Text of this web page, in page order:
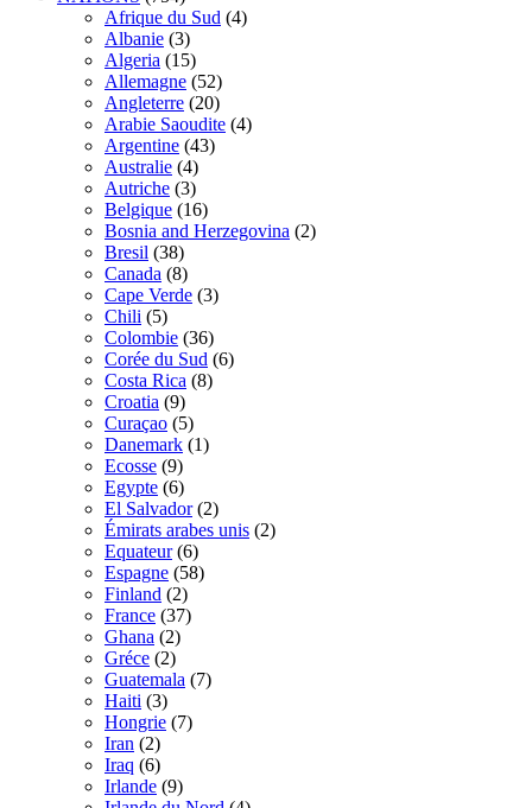
Afrique du Sud (4)
Albanie (3)
Algeria (15)
Allemagne (52)
Angleterre (20)
Arabie Saoudite (4)
Argentine (43)
Australie (4)
Autriche (3)
Belgique (16)
Bosnia and Herzegovina (2)
Bresil (38)
Canada (8)
Cape Verde (3)
Chili (5)
Colombie (36)
Corée du Sud (6)
Costa Rica (8)
Croatia (9)
Curaçao (5)
Danemark (1)
Ecosse (9)
Egypte (6)
El Salvador (2)
Émirats arabes unis (2)
Equateur (6)
Espagne (58)
Finland (2)
France (37)
Ghana (2)
Gréce (2)
Guatemala (7)
Haiti (3)
Hongrie (7)
Iran (2)
Iraq (6)
Irlande (9)